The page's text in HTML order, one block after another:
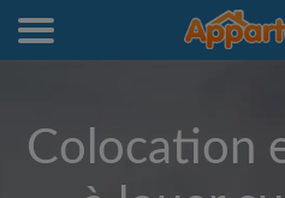
Colocation